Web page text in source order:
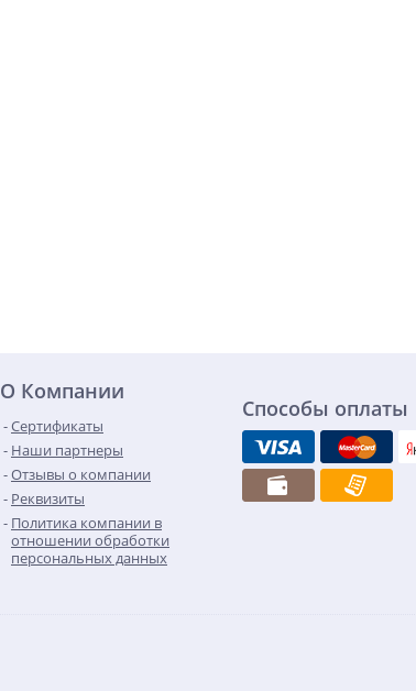
О Компании
Сертификаты
Наши партнеры
Отзывы о компании
Реквизиты
Политика компании в
отношении обработки
персональных данных
Способы оплаты